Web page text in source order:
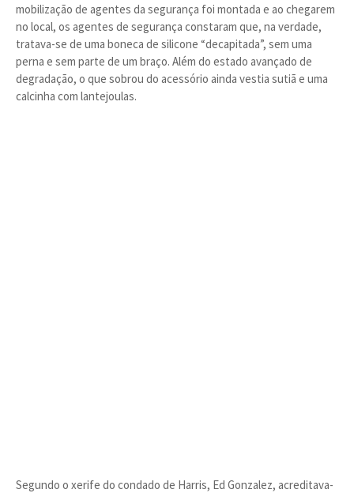
mobilização de agentes da segurança foi montada e ao chegarem
no local, os agentes de segurança constaram que, na verdade,
tratava-se de uma boneca de silicone “decapitada”, sem uma
perna e sem parte de um braço. Além do estado avançado de
degradação, o que sobrou do acessório ainda vestia sutiã e uma
calcinha com lantejoulas.
Segundo o xerife do condado de Harris, Ed Gonzalez, acreditava-